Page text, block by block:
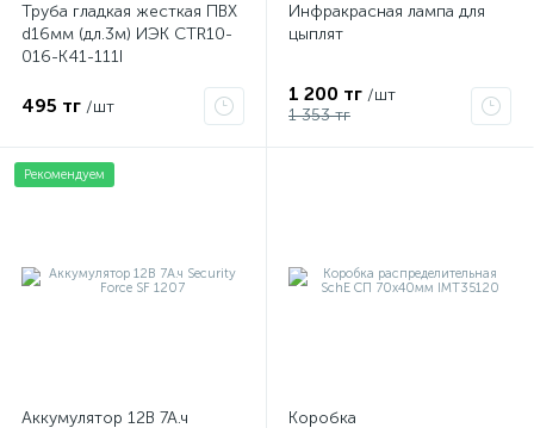
Труба гладкая жесткая ПВХ
d16мм (дл.3м) ИЭК CTR10-
016-K41-111I
495 тг /шт
Инфракрасная лампа для
цыплят
1 200 тг /шт
1 353 тг
Рекомендуем
Аккумулятор 12В 7А.ч
Коробка